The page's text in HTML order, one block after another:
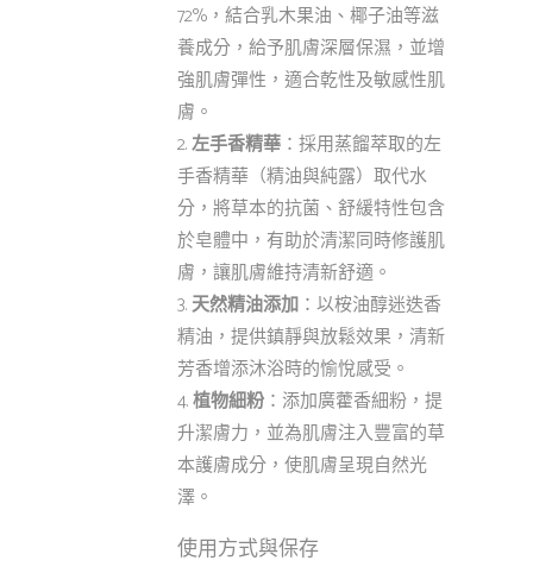
72%，結合乳木果油、椰子油等滋
養成分，給予肌膚深層保濕，並增
強肌膚彈性，適合乾性及敏感性肌
膚。
左手香精華 ：採用蒸餾萃取的左
手香精華（精油與純露）取代水
分，將草本的抗菌、舒緩特性包含
於皂體中，有助於清潔同時修護肌
膚，讓肌膚維持清新舒適。
天然精油添加 ：以桉油醇迷迭香
精油，提供鎮靜與放鬆效果，清新
芳香增添沐浴時的愉悅感受。
植物細粉 ：添加廣藿香細粉，提
升潔膚力，並為肌膚注入豐富的草
本護膚成分，使肌膚呈現自然光
澤。
使用方式與保存